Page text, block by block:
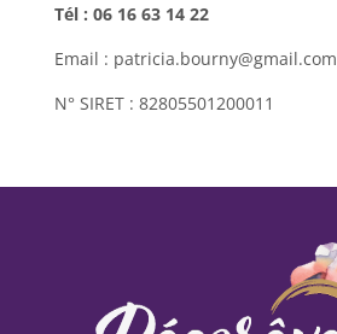
Tél : 06 16 63 14 22
Email : patricia.bourny@gmail.com
N° SIRET : 82805501200011